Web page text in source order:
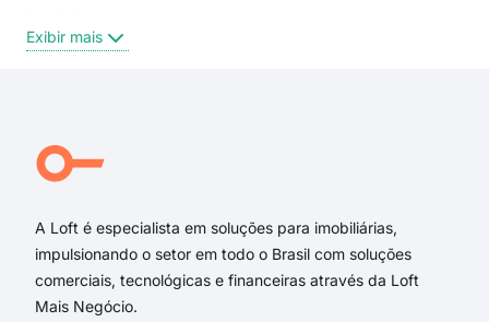
rua embaré
Rua Guarapari
Praça Portugal
Exibir mais
A Loft é especialista em soluções para imobiliárias,
impulsionando o setor em todo o Brasil com soluções
comerciais, tecnológicas e financeiras através da Loft
Mais Negócio.